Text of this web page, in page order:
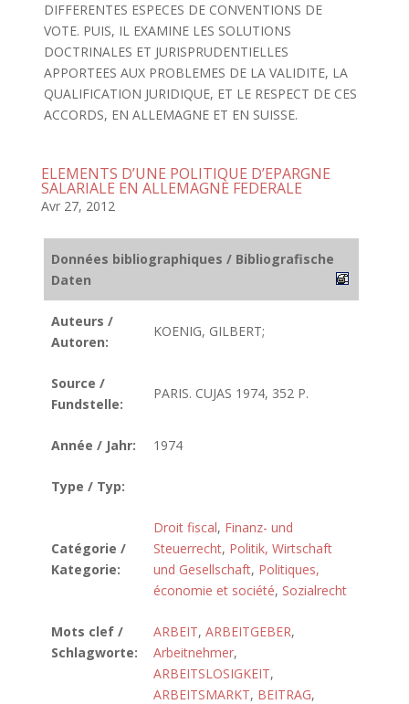
DIFFERENTES ESPECES DE CONVENTIONS DE
VOTE. PUIS, IL EXAMINE LES SOLUTIONS
DOCTRINALES ET JURISPRUDENTIELLES
APPORTEES AUX PROBLEMES DE LA VALIDITE, LA
QUALIFICATION JURIDIQUE, ET LE RESPECT DE CES
ACCORDS, EN ALLEMAGNE ET EN SUISSE.
ELEMENTS D’UNE POLITIQUE D’EPARGNE
SALARIALE EN ALLEMAGNE FEDERALE
Avr 27, 2012
Données bibliographiques / Bibliografische
Daten
Auteurs /
Autoren:
KOENIG, GILBERT;
Source /
Fundstelle:
PARIS. CUJAS 1974, 352 P.
Année / Jahr: 1974
Type / Typ:
Catégorie /
Kategorie:
Droit fiscal, Finanz- und
Steuerrecht, Politik, Wirtschaft
und Gesellschaft, Politiques,
économie et société, Sozialrecht
Mots clef /
Schlagworte:
ARBEIT, ARBEITGEBER,
Arbeitnehmer,
ARBEITSLOSIGKEIT,
ARBEITSMARKT, BEITRAG,